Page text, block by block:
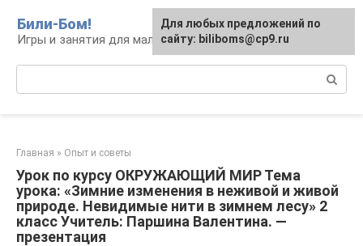
контенту
Били-Бом!
Игры и занятия для малышей и школьников
Главная » Опыт и советы
Урок по курсу ОКРУЖАЮЩИЙ МИР Тема
урока: «Зимние изменения в неживой и живой
природе. Невидимые нити в зимнем лесу» 2
класс Учитель: Паршина Валентина. —
презентация
Для любых предложений по
сайту: biliboms@cp9.ru